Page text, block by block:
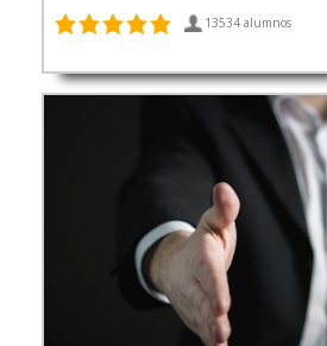
13534 alumnos